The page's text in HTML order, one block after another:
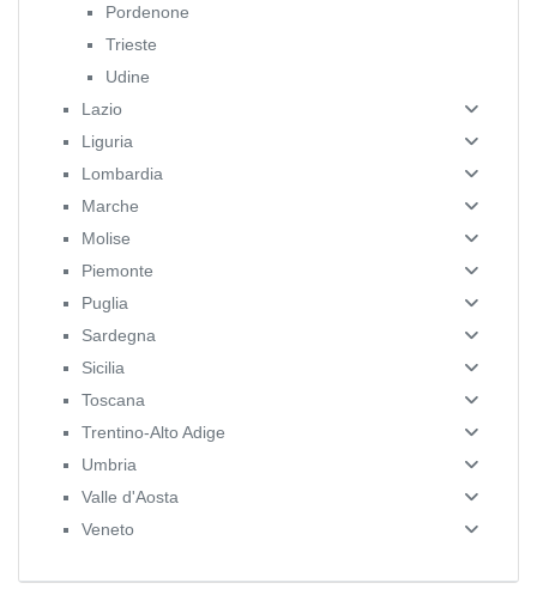
Pordenone
Trieste
Udine
Lazio
Liguria
Lombardia
Marche
Molise
Piemonte
Puglia
Sardegna
Sicilia
Toscana
Trentino-Alto Adige
Umbria
Valle d'Aosta
Veneto